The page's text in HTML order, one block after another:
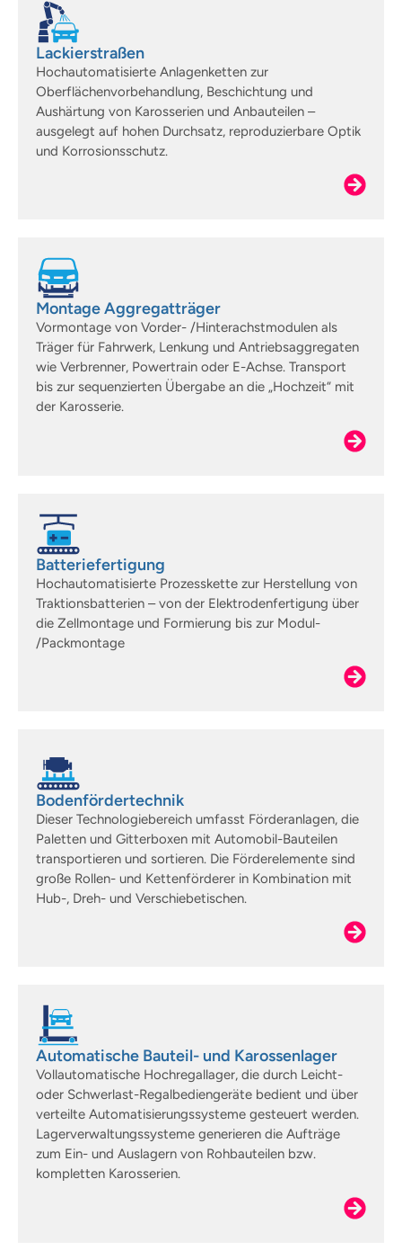
Lackierstraßen
Hochautomatisierte Anlagenketten zur
Oberflächenvorbehandlung, Beschichtung und
Aushärtung von Karosserien und Anbauteilen –
ausgelegt auf hohen Durchsatz, reproduzierbare Optik
und Korrosionsschutz.
Montage Aggregatträger
Vormontage von Vorder- /Hinterachstmodulen als
Träger für Fahrwerk, Lenkung und Antriebsaggregaten
wie Verbrenner, Powertrain oder E-Achse. Transport
bis zur sequenzierten Übergabe an die „Hochzeit“ mit
der Karosserie.
Batteriefertigung
Hochautomatisierte Prozesskette zur Herstellung von
Traktionsbatterien – von der Elektrodenfertigung über
die Zellmontage und Formierung bis zur Modul-
/Packmontage
Bodenfördertechnik
Dieser Technologiebereich umfasst Förderanlagen, die
Paletten und Gitterboxen mit Automobil-Bauteilen
transportieren und sortieren. Die Förderelemente sind
große Rollen- und Kettenförderer in Kombination mit
Hub-, Dreh- und Verschiebetischen.
Automatische Bauteil- und Karossenlager
Vollautomatische Hochregallager, die durch Leicht-
oder Schwerlast-Regalbediengeräte bedient und über
verteilte Automatisierungssysteme gesteuert werden.
Lagerverwaltungssysteme generieren die Aufträge
zum Ein- und Auslagern von Rohbauteilen bzw.
kompletten Karosserien.